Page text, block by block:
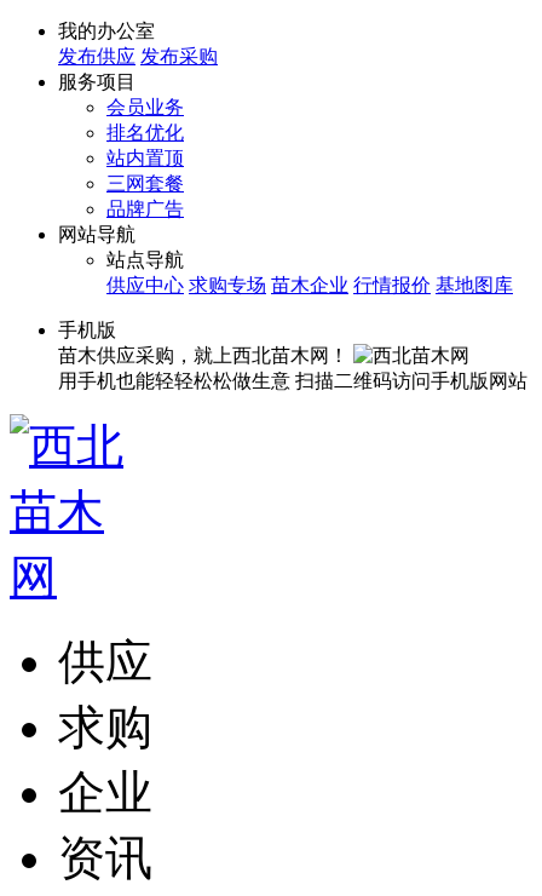
我的办公室
发布供应 发布采购
服务项目
会员业务
排名优化
站内置顶
三网套餐
品牌广告
网站导航
站点导航
供应中心 求购专场 苗木企业 行情报价 基地图库
手机版
苗木供应采购，就上西北苗木网！
用手机也能轻轻松松做生意 扫描二维码访问手机版网站
供应
求购
企业
资讯